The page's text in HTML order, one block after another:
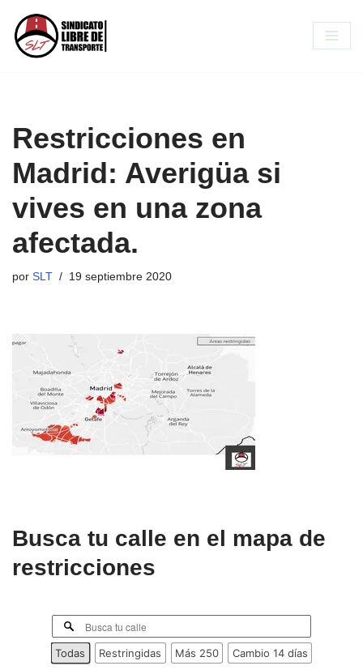
Saltar
Restricciones en
Madrid: Averigüa si
vives en una zona
afectada.
por SLT 19 septiembre 2020
Busca tu calle en el mapa de
restricciones